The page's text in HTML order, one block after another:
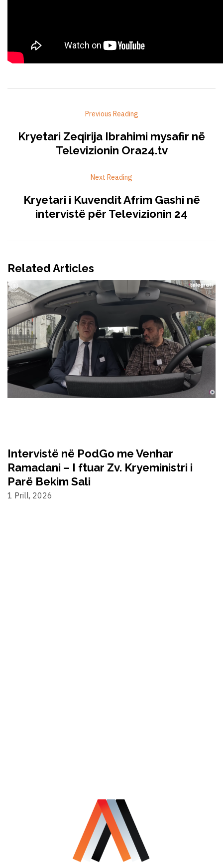
Previous Reading
Kryetari Zeqirija Ibrahimi mysafir në
Televizionin Ora24.tv
Next Reading
Kryetari i Kuvendit Afrim Gashi në
intervistë për Televizionin 24
Related Articles
Intervistë në PodGo me Venhar
Ramadani – I ftuar Zv. Kryeministri i
Parë Bekim Sali
1 Prill, 2026